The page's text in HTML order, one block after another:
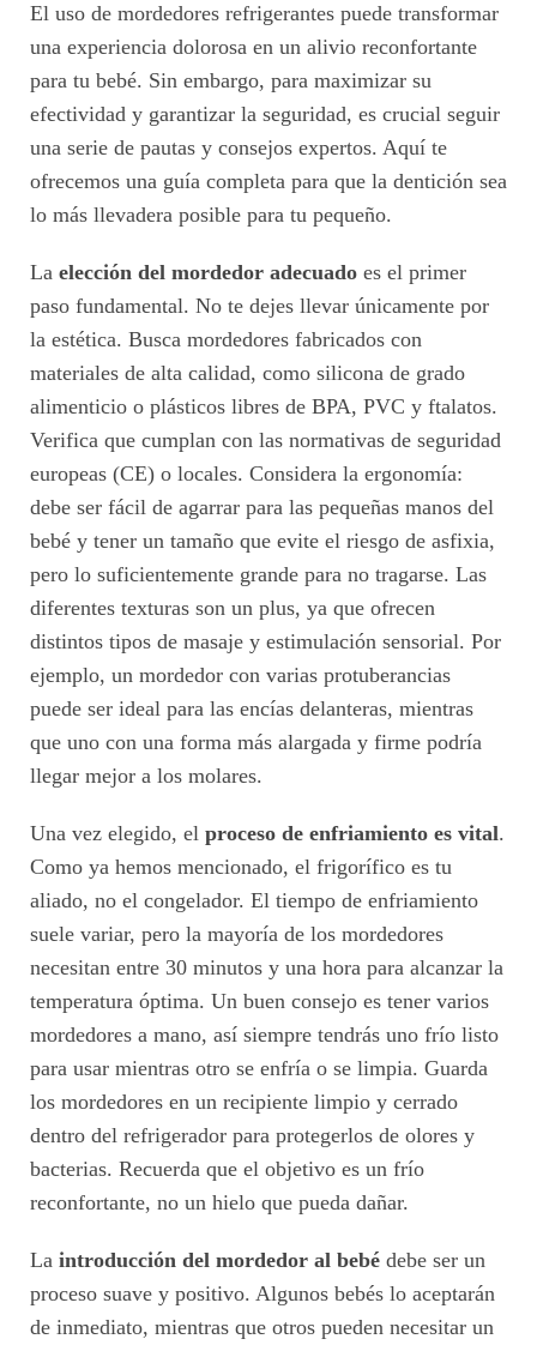
El uso de mordedores refrigerantes puede transformar
una experiencia dolorosa en un alivio reconfortante
para tu bebé. Sin embargo, para maximizar su
efectividad y garantizar la seguridad, es crucial seguir
una serie de pautas y consejos expertos. Aquí te
ofrecemos una guía completa para que la dentición sea
lo más llevadera posible para tu pequeño.
La elección del mordedor adecuado es el primer
paso fundamental. No te dejes llevar únicamente por
la estética. Busca mordedores fabricados con
materiales de alta calidad, como silicona de grado
alimenticio o plásticos libres de BPA, PVC y ftalatos.
Verifica que cumplan con las normativas de seguridad
europeas (CE) o locales. Considera la ergonomía:
debe ser fácil de agarrar para las pequeñas manos del
bebé y tener un tamaño que evite el riesgo de asfixia,
pero lo suficientemente grande para no tragarse. Las
diferentes texturas son un plus, ya que ofrecen
distintos tipos de masaje y estimulación sensorial. Por
ejemplo, un mordedor con varias protuberancias
puede ser ideal para las encías delanteras, mientras
que uno con una forma más alargada y firme podría
llegar mejor a los molares.
Una vez elegido, el proceso de enfriamiento es vital.
Como ya hemos mencionado, el frigorífico es tu
aliado, no el congelador. El tiempo de enfriamiento
suele variar, pero la mayoría de los mordedores
necesitan entre 30 minutos y una hora para alcanzar la
temperatura óptima. Un buen consejo es tener varios
mordedores a mano, así siempre tendrás uno frío listo
para usar mientras otro se enfría o se limpia. Guarda
los mordedores en un recipiente limpio y cerrado
dentro del refrigerador para protegerlos de olores y
bacterias. Recuerda que el objetivo es un frío
reconfortante, no un hielo que pueda dañar.
La introducción del mordedor al bebé debe ser un
proceso suave y positivo. Algunos bebés lo aceptarán
de inmediato, mientras que otros pueden necesitar un